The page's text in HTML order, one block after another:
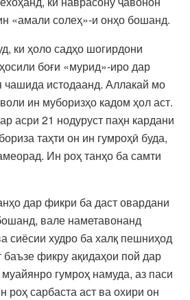
«амали солеҳ»-и онҳо бошанд.
ки ҳоло садҳо шогирдони
боғи «мурид»-иро дар
чашида истодаанд. Аллакай мо
ин муборизҳо кадом ҳол аст.
асри 21 нодуруст паҳн кардани
таҳти он ин гумроҳӣ буда,
Ин роҳ танҳо ба самти
дар фикри ба даст овардани
вале наметавонанд
сиёсии худро ба халқ пешниҳод
фикру ақидаҳои пой дар
гумроҳ намуда, аз паси
роҳ сарбаста аст ва охири он